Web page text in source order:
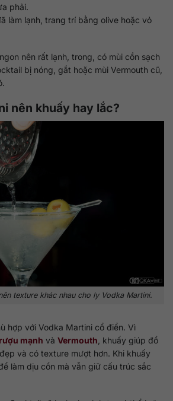
phải.
làm lạnh, trang trí bằng olive hoặc vỏ
nên rất lạnh, trong, có mùi cồn sạch
bị nóng, gắt hoặc mùi Vermouth cũ,
nên khuấy hay lắc?
texture khác nhau cho ly Vodka Martini.
hợp với Vodka Martini cổ điển. Vì
rượu mạnh và Vermouth , khuấy giúp đồ
và có texture mượt hơn. Khi khuấy
làm dịu cồn mà vẫn giữ cấu trúc sắc